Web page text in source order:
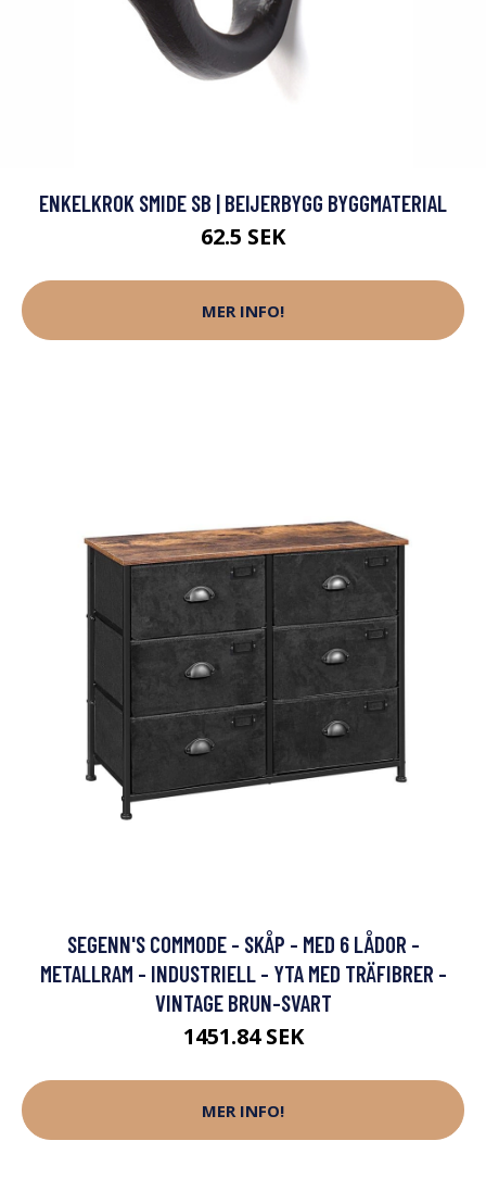
ENKELKROK SMIDE SB | BEIJERBYGG BYGGMATERIAL
62.5 SEK
MER INFO!
SEGENN'S COMMODE - SKÅP - MED 6 LÅDOR -
METALLRAM - INDUSTRIELL - YTA MED TRÄFIBRER -
VINTAGE BRUN-SVART
1451.84 SEK
MER INFO!